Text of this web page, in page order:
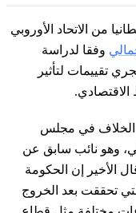
من الاتحاد الأوروبي
وفقا لدراسة
تقييمات لتأثير
الاقتصادي.
الخلاف في مجلس
وهو نائب سابق عن
الأخير إن الحكومة
تحققت بعد الخروج